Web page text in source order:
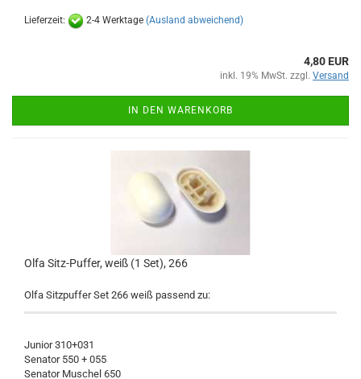
Lieferzeit: 2-4 Werktage (Ausland abweichend)
4,80 EUR
inkl. 19% MwSt. zzgl. Versand
IN DEN WARENKORB
Olfa Sitz-Puffer, weiß (1 Set), 266
Olfa Sitzpuffer Set 266 weiß passend zu:
Junior 310+031
Senator 550 + 055
Senator Muschel 650